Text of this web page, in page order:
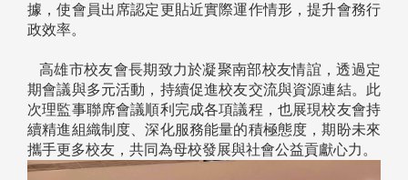
據，使會員出席認定更貼近實際運作情形，提升會務行
政效率。
高雄市校友會長期致力於凝聚南部校友情誼，透過定
期會議與多元活動，持續促進校友交流與資源連結。此
次理監事聯席會議順利完成各項議程，也展現校友會持
續精進組織制度、深化服務能量的積極態度，期盼未來
攜手更多校友，共同為母校發展與社會公益貢獻心力。